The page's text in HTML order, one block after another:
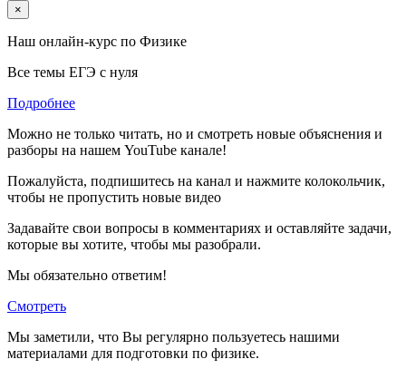
×
Наш онлайн-курс по Физике
Все темы ЕГЭ с нуля
Подробнее
Можно не только читать, но и смотреть новые объяснения и
разборы на нашем YouTube канале!
Пожалуйста, подпишитесь на канал и нажмите колокольчик,
чтобы не пропустить новые видео
Задавайте свои вопросы в комментариях и оставляйте задачи,
которые вы хотите, чтобы мы разобрали.
Мы обязательно ответим!
Смотреть
Мы заметили, что Вы регулярно пользуетесь нашими
материалами для подготовки по физике.